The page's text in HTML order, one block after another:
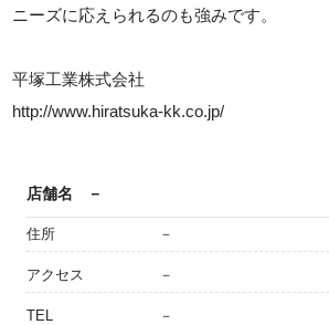
ニーズに応えられるのも強みです。
平塚工業株式会社
http://www.hiratsuka-kk.co.jp/
店舗名 －
住所 －
アクセス －
TEL －